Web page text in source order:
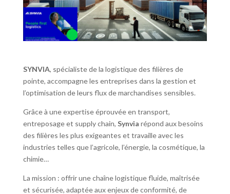
SYNVIA, spécialiste de la logistique des filières de
pointe, accompagne les entreprises dans la gestion et
l’optimisation de leurs flux de marchandises sensibles.
Grâce à une expertise éprouvée en transport,
entreposage et supply chain, Synvia répond aux besoins
des filières les plus exigeantes et travaille avec les
industries telles que l’agricole, l’énergie, la cosmétique, la
chimie…
La mission : offrir une chaîne logistique fluide, maîtrisée
et sécurisée, adaptée aux enjeux de conformité, de